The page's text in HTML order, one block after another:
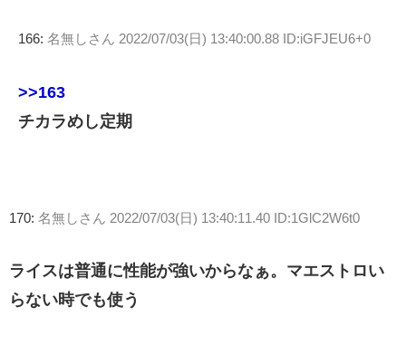
166: 名無しさん 2022/07/03(日) 13:40:00.88 ID:iGFJEU6+0
>>163
チカラめし定期
170: 名無しさん 2022/07/03(日) 13:40:11.40 ID:1GlC2W6t0
ライスは普通に性能が強いからなぁ。マエストロい
らない時でも使う